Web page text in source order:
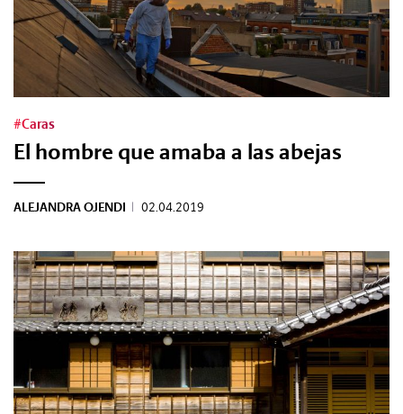
#Caras
El hombre que amaba a las abejas
ALEJANDRA OJENDI | 02.04.2019